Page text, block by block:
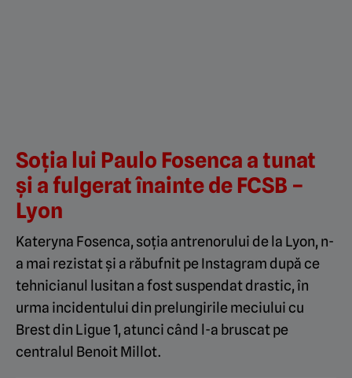
Soția lui Paulo Fosenca a tunat
și a fulgerat înainte de FCSB –
Lyon
Kateryna Fosenca, soția antrenorului de la Lyon, n-
a mai rezistat și a răbufnit pe Instagram după ce
tehnicianul lusitan a fost suspendat drastic, în
urma incidentului din prelungirile meciului cu
Brest din Ligue 1, atunci când l-a bruscat pe
centralul Benoit Millot.